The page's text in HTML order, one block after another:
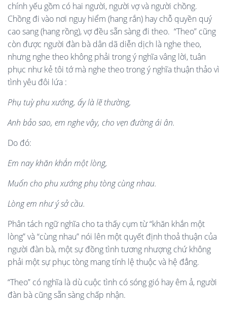
chính yếu gồm có hai người, người vợ và người chồng.
Chồng đi vào nơi nguy hiểm (hang rắn) hay chỗ quyền quý
cao sang (hang rồng), vợ đều sẵn sàng đi theo. “Theo” cũng
còn được người đàn bà dân dã diễn dịch là nghe theo,
nhưng nghe theo không phải trong ý nghĩa vâng lời, tuân
phục như kẻ tôi tớ mà nghe theo trong ý nghĩa thuận thảo vì
tình yêu đôi lứa :
Phụ tuỳphu xướng, ấy là lẽthường,
Anh bảo sao, em nghe vậy, cho vẹn đường ái ân.
Do đó:
Em nay khăn khắn một lòng,
Muốn cho phu xướng phụ tòng cùng nhau.
Lòng em như ý sởcầu.
Phân tách ngữ nghĩa cho ta thấy cụm từ “khăn khắn một
lòng” và “cùng nhau” nói lên một quyết định thoả thuận của
người đàn bà, một sự đồng tình tương nhượng chứ không
phải một sự phục tòng mang tính lệ thuộc và hệ đẳng.
“Theo” có nghĩa là dù cuộc tình có sóng gió hay êm ả, người
đàn bà cũng sẵn sàng chấp nhận.